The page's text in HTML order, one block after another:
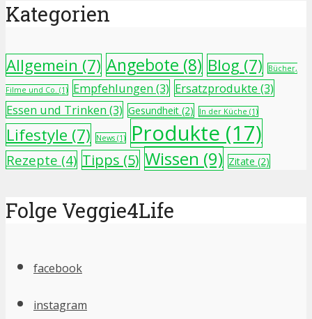
Kategorien
Allgemein (7) Angebote (8) Blog (7) Bücher,
Filme und Co. (1) Empfehlungen(3) Ersatzprodukte (3)
Essen und Trinken(3) Gesundheit (2) In der Küche (1)
Lifestyle (7) News (1) Produkte (17)
Rezepte (4) Tipps (5) Wissen (9) Zitate (2)
Folge Veggie4Life
facebook
instagram